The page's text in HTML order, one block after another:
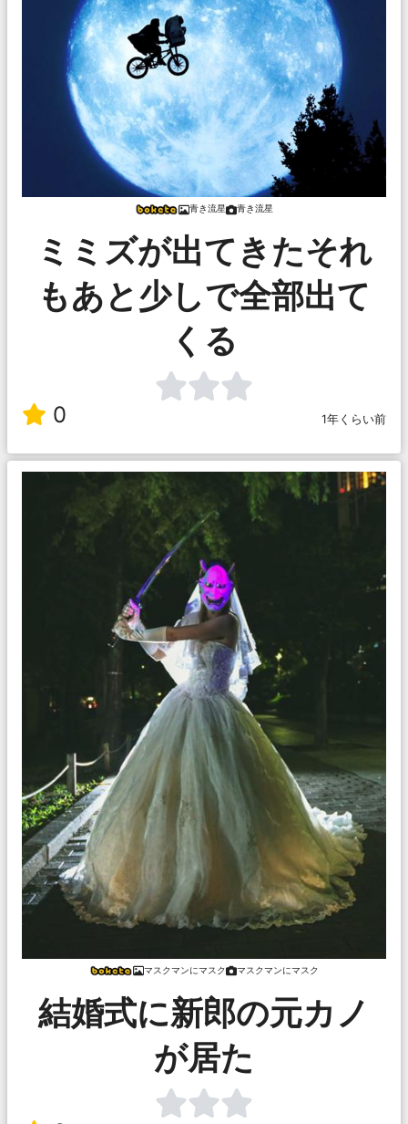
青き流星 青き流星
ミミズが出てきたそれ
もあと少しで全部出て
くる
0 1年くらい前
マスクマンにマスク マスクマンにマスク
結婚式に新郎の元カノ
が居た